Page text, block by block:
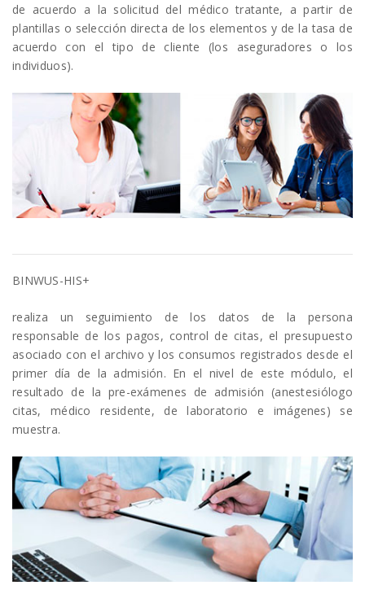
de acuerdo a la solicitud del médico tratante, a partir de
plantillas o selección directa de los elementos y de la tasa de
acuerdo con el tipo de cliente (los aseguradores o los
individuos).
BINWUS-HIS+
realiza un seguimiento de los datos de la persona
responsable de los pagos, control de citas, el presupuesto
asociado con el archivo y los consumos registrados desde el
primer día de la admisión. En el nivel de este módulo, el
resultado de la pre-exámenes de admisión (anestesiólogo
citas, médico residente, de laboratorio e imágenes) se
muestra.